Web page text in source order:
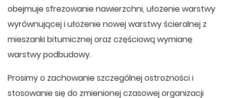
obejmuje sfrezowanie nawierzchni, ułożenie warstwy
wyrównującej i ułożenie nowej warstwy ścieralnej z
mieszanki bitumicznej oraz częściową wymianę
warstwy podbudowy.
Prosimy o zachowanie szczególnej ostrożności i
stosowanie się do zmienionej czasowej organizacji